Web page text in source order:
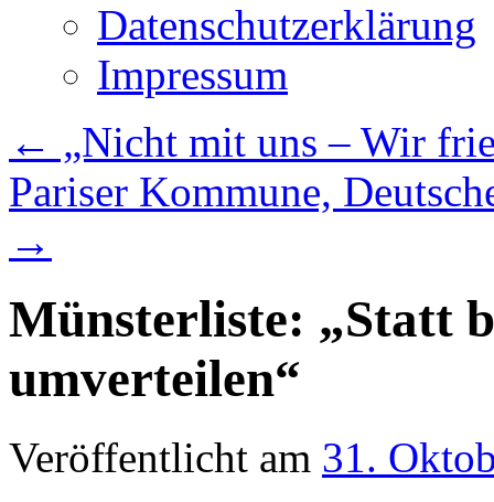
Datenschutzerklärung
Impressum
← „Nicht mit uns – Wir
Pariser Kommune,
→
Münsterliste: „Statt
umverteilen“
Veröffentlicht am 31.